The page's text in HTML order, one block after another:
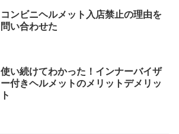
コンビニヘルメット入店禁止の理由を
問い合わせた
使い続けてわかった！インナーバイザ
ー付きヘルメットのメリットデメリッ
ト